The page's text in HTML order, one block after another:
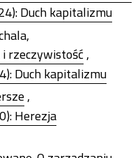
Duch kapitalizmu
rzeczywistość,
Duch kapitalizmu
,
Herezja